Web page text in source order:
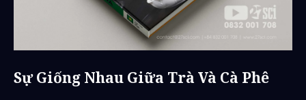
Sự Giống Nhau Giữa Trà Và Cà Phê